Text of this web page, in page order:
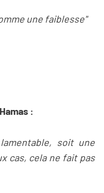
une faiblesse"
:
soit une
cas, cela ne fait pas